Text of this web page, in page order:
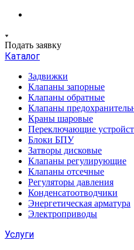
Подать заявку
Каталог
Задвижки
Клапаны запорные
Клапаны обратные
Клапаны
Краны шаровые
Переключающие
Блоки БПУ
Затворы дисковые
Клапаны регулирующие
Клапаны отсечные
Регуляторы давления
Конденсатоотводчики
Энергетическая арматура
Электроприводы
Услуги